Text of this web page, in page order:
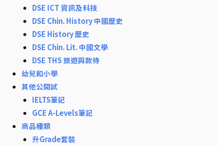
DSE ICT 資訊及科技
DSE Chin. History 中國歷史
DSE History 歷史
DSE Chin. Lit. 中國文學
DSE THS 旅遊與款待
幼兒和小學
其他公開試
IELTS筆記
GCE A-Levels筆記
商品種類
升Grade套裝